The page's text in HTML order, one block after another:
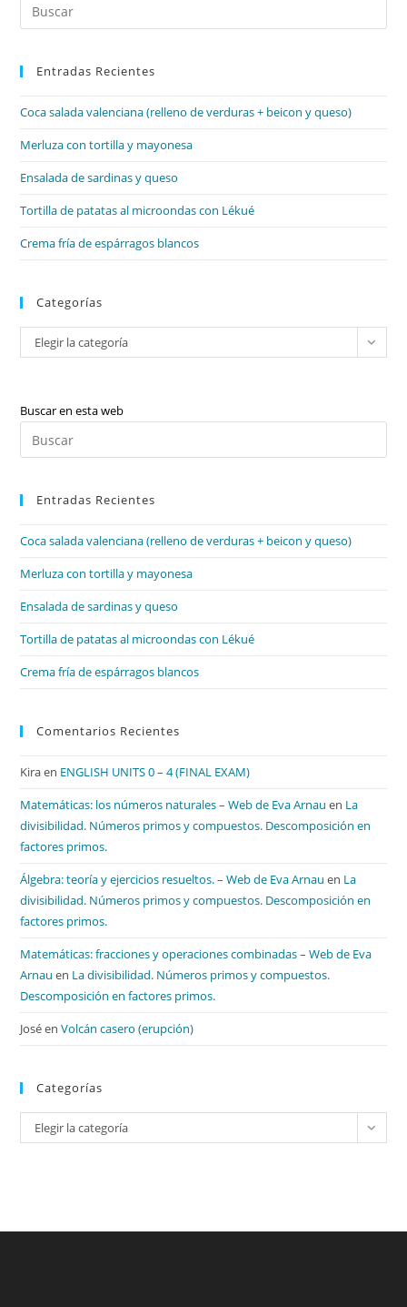
Entradas Recientes
Coca salada valenciana (relleno de verduras + beicon y queso)
Merluza con tortilla y mayonesa
Ensalada de sardinas y queso
Tortilla de patatas al microondas con Lékué
Crema fría de espárragos blancos
Categorías
Categorías
Elegir la categoría
Buscar en esta web
Entradas Recientes
Coca salada valenciana (relleno de verduras + beicon y queso)
Merluza con tortilla y mayonesa
Ensalada de sardinas y queso
Tortilla de patatas al microondas con Lékué
Crema fría de espárragos blancos
Comentarios Recientes
Kiraen ENGLISH UNITS 0 – 4 (FINAL EXAM)
Matemáticas: los números naturales – Web de Eva Arnau en La
divisibilidad. Números primos y compuestos. Descomposición en
factores primos.
Álgebra: teoría y ejercicios resueltos. – Web de Eva Arnau en La
divisibilidad. Números primos y compuestos. Descomposición en
factores primos.
Matemáticas: fracciones y operaciones combinadas – Web de Eva
Arnau en La divisibilidad. Números primos y compuestos.
Descomposición en factores primos.
JoséenVolcán casero (erupción)
Categorías
Categorías
Elegir la categoría